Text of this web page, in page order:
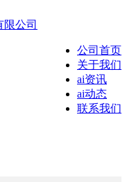
公司首页
关于我们
ai资讯
ai动态
联系我们